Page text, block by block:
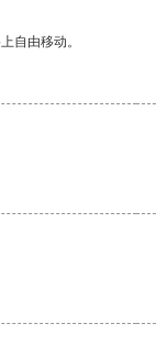
自由移动。